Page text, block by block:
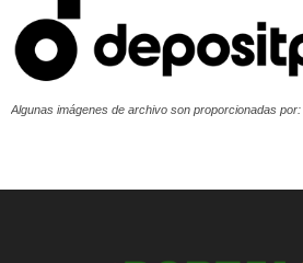
Algunas imágenes de archivo son proporcionadas por: